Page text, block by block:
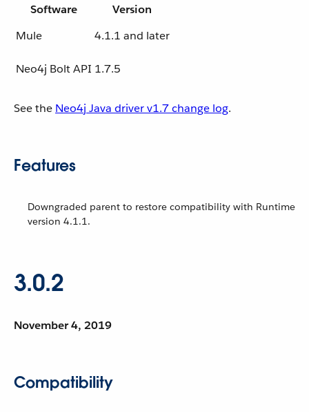
Software
Version
Mule
4.1.1 and later
Neo4j Bolt API 1.7.5
See the Neo4j Java driver v1.7 change log.
Features
Downgraded parent to restore compatibility with Runtime
version 4.1.1.
3.0.2
November 4, 2019
Compatibility